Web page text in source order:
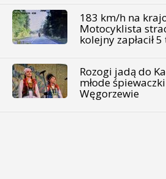
183 km/h na
Motocyklista
kolejny zapłacił 5
Rozogi jadą do
młode
Węgorzewie